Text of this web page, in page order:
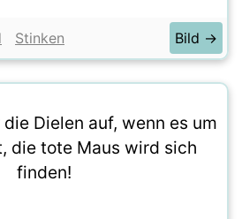
Stinken Bild →
Dielen auf, wenn es um
die tote Maus wird sich
finden!